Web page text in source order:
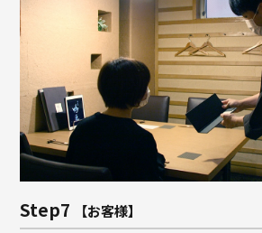
Step7 【お客様】